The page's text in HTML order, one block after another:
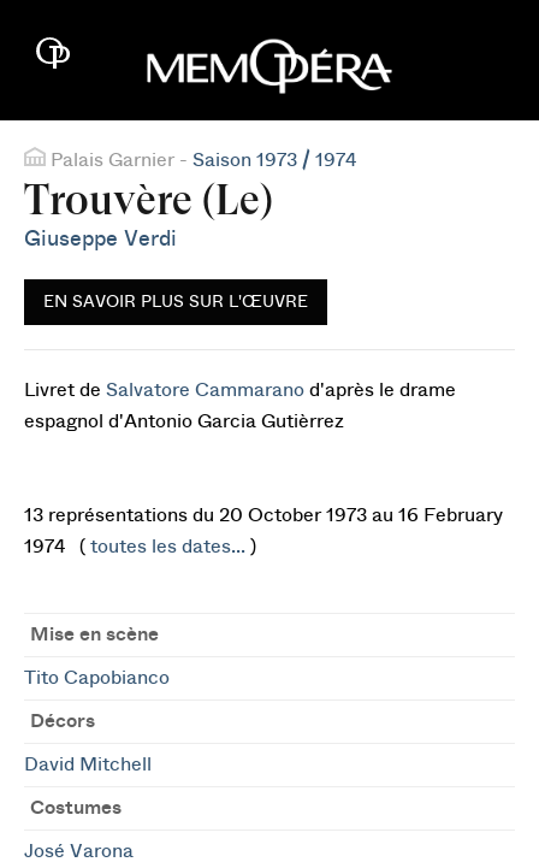
Palais Garnier - Saison 1973 / 1974
Trouvère (Le)
Giuseppe Verdi
EN SAVOIR PLUS SUR L'ŒUVRE
Livret de Salvatore Cammarano d'après le drame
espagnol d'Antonio Garcia Gutièrrez
13 représentations du 20 October 1973 au 16 February
1974 ( toutes les dates... )
Mise en scène
Tito Capobianco
Décors
David Mitchell
Costumes
José Varona